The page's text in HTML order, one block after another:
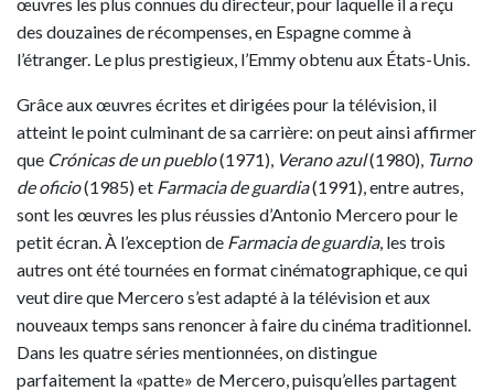
des douzaines de récompenses, en Espagne comme à
l’étranger. Le plus prestigieux, l’Emmy obtenu aux États-Unis.
Grâce aux œuvres écrites et dirigées pour la télévision, il
atteint le point culminant de sa carrière: on peut ainsi affirmer
que Crónicas de un pueblo(1971), Verano azul(1980), Turno
de oficio(1985) et Farmacia de guardia(1991), entre autres,
sont les œuvres les plus réussies d’Antonio Mercero pour le
petit écran. À l’exception de Farmacia de guardia, les trois
autres ont été tournées en format cinématographique, ce qui
veut dire que Mercero s’est adapté à la télévision et aux
nouveaux temps sans renoncer à faire du cinéma traditionnel.
Dans les quatre séries mentionnées, on distingue
parfaitement la «patte» de Mercero, puisqu’elles partagent